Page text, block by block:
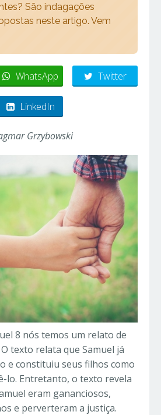
São indagações
neste artigo. Vem
WhatsApp Twitter
LinkedIn
Grzybowski
8 nós temos um relato de
texto relata que Samuel já
e constituiu seus filhos como
lo. Entretanto, o texto revela
eram gananciosos,
e perverteram a justiça.